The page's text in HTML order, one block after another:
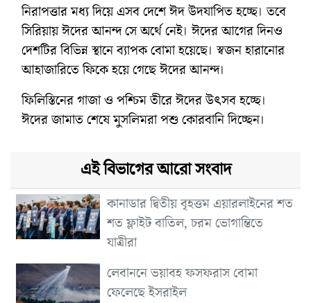
নিরাপত্তার মধ্য দিয়ে এসব দেশে ঈদ উদযাপিত হচ্ছে। তবে
সিরিয়ায় ঈদের আনন্দ সে অর্থে নেই। ঈদের আগের দিনও
দেশটির বিভিন্ন স্থানে ব্যাপক বোমা হয়েছে। স্বজন হারানোর
আহাজারিতে ফিকে হয়ে গেছে ঈদের আনন্দ।
ফিলিস্তিনের গাজা ও পশ্চিম তীরে ঈদের উৎসব হচ্ছে।
ঈদের জামাত শেষে মুসলিমরা পশু কোরবানি দিচ্ছেন।
এই বিভাগের আরো সংবাদ
কানাডার দ্বিতীয় বৃহত্তম এয়ারলাইনের শত
শত ফ্লাইট বাতিল, চরম ভোগান্তিতে
যাত্রীরা
লেবাননে ভয়াবহ ফসফরাস বোমা
ফেলেছে ইসরাইল